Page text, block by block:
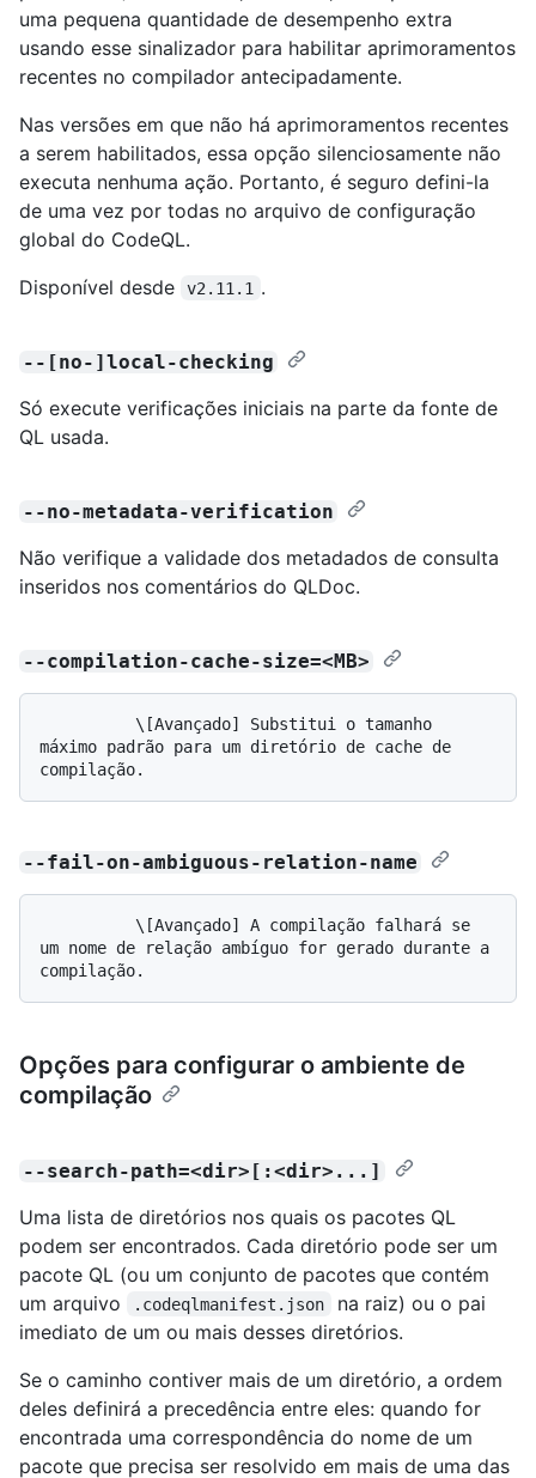
uma pequena quantidade de desempenho extra
usando esse sinalizador para habilitar aprimoramentos
recentes no compilador antecipadamente.
Nas versões em que não há aprimoramentos recentes
a serem habilitados, essa opção silenciosamente não
executa nenhuma ação. Portanto, é seguro defini-la
de uma vez por todas no arquivo de configuração
global do CodeQL.
Disponível desde
v2.11.1 .
--[no-]local-checking
Só execute verificações iniciais na parte da fonte de
QL usada.
--no-metadata-verification
Não verifique a validade dos metadados de consulta
inseridos nos comentários do QLDoc.
--compilation-cache-size=<MB>
máximo padrão para um diretório de cache de
--fail-on-ambiguous-relation-name
um nome de relação ambíguo for gerado durante a
Opções para configurar o ambiente de
compilação
--search-path=<dir>[:<dir>...]
Uma lista de diretórios nos quais os pacotes QL
podem ser encontrados. Cada diretório pode ser um
pacote QL (ou um conjunto de pacotes que contém
um arquivo
.codeqlmanifest.json
na raiz) ou o pai
imediato de um ou mais desses diretórios.
Se o caminho contiver mais de um diretório, a ordem
deles definirá a precedência entre eles: quando for
encontrada uma correspondência do nome de um
pacote que precisa ser resolvido em mais de uma das